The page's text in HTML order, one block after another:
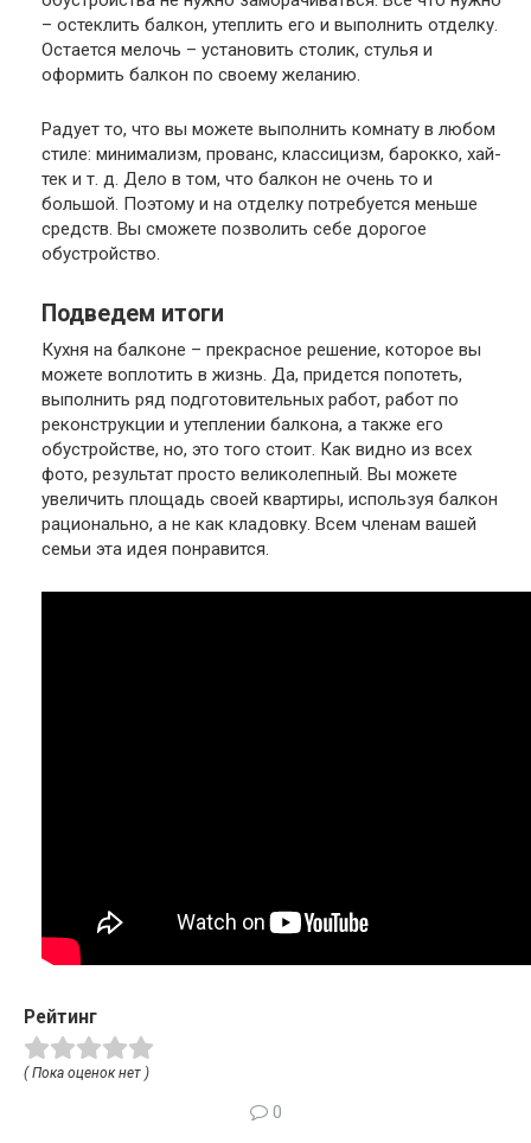
– остеклить балкон, утеплить его и выполнить отделку.
Остается мелочь – установить столик, стулья и
оформить балкон по своему желанию.
Радует то, что вы можете выполнить комнату в любом
стиле: минимализм, прованс, классицизм, барокко, хай-
тек и т. д. Дело в том, что балкон не очень то и
большой. Поэтому и на отделку потребуется меньше
средств. Вы сможете позволить себе дорогое
обустройство.
Подведем итоги
Кухня на балконе – прекрасное решение, которое вы
можете воплотить в жизнь. Да, придется попотеть,
выполнить ряд подготовительных работ, работ по
реконструкции и утеплении балкона, а также его
обустройстве, но, это того стоит. Как видно из всех
фото, результат просто великолепный. Вы можете
увеличить площадь своей квартиры, используя балкон
рационально, а не как кладовку. Всем членам вашей
семьи эта идея понравится.
Рейтинг
( Пока оценок нет )
0